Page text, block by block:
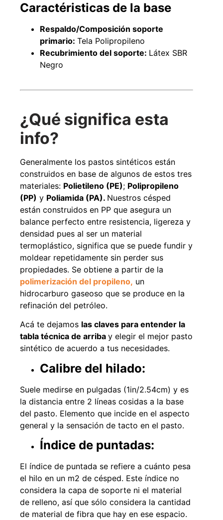
Caractéristicas de la base
Respaldo/Composición soporte
primario: Tela Polipropileno
Recubrimiento del soporte: Látex SBR
Negro
¿Qué significa esta
info?
Generalmente los pastos sintéticos están
construidos en base de algunos de estos tres
materiales: Polietileno (PE); Polipropileno
(PP) y Poliamida (PA). Nuestros césped
están construidos en PP que asegura un
balance perfecto entre resistencia, ligereza y
densidad pues al ser un material
termoplástico, significa que se puede fundir y
moldear repetidamente sin perder sus
propiedades. Se obtiene a partir de la
polimerización del propileno, un
hidrocarburo gaseoso que se produce en la
refinación del petróleo.
Acá te dejamos las claves para entender la
tabla técnica de arriba y elegir el mejor pasto
sintético de acuerdo a tus necesidades.
Calibre del hilado:
Suele medirse en pulgadas (1in/2.54cm) y es
la distancia entre 2 líneas cosidas a la base
del pasto. Elemento que incide en el aspecto
general y la sensación de tacto en el pasto.
Índice de puntadas:
El índice de puntada se refiere a cuánto pesa
el hilo en un m2 de césped. Este índice no
considera la capa de soporte ni el material
de relleno, así que sólo considera la cantidad
de material de fibra que hay en ese espacio.